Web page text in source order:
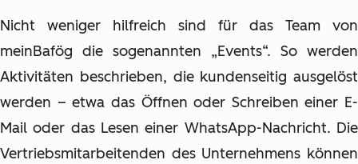
Nicht weniger hilfreich sind für das Team von
meinBafög die sogenannten „Events“. So werden
Aktivitäten beschrieben, die kundenseitig ausgelöst
werden – etwa das Öffnen oder Schreiben einer E-
Mail oder das Lesen einer WhatsApp-Nachricht. Die
Vertriebsmitarbeitenden des Unternehmens können